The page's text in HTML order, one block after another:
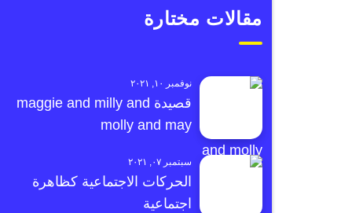
مقالات مختارة
نوفمبر ١٠, ٢٠٢١
قصيدة maggie and milly and
molly and may
سبتمبر ٠٧, ٢٠٢١
الحركات الاجتماعية كظاهرة
اجتماعية